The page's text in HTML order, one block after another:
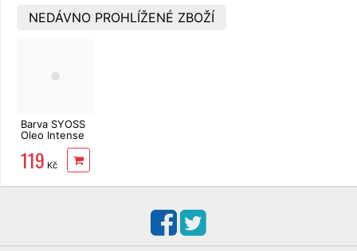
NEDÁVNO PROHLÍŽENÉ ZBOŽÍ
Barva SYOSS
Oleo Intense
6-10 tmavě
plavý
119 Kč